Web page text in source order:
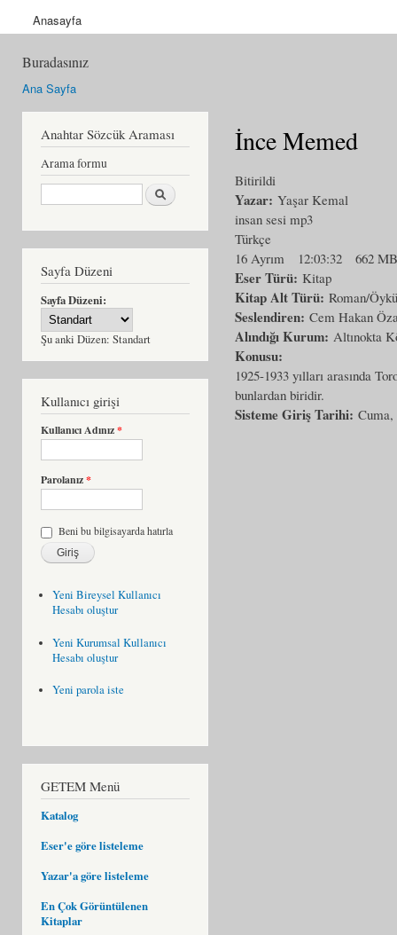
Anasayfa
Buradasınız
Ana Sayfa
Anahtar Sözcük Araması
Arama formu
Ara
Sayfa Düzeni
Sayfa Düzeni:
Şu anki Düzen: Standart
Kullanıcı girişi
Kullanıcı Adınız*
Parolanız*
Beni bu bilgisayarda hatırla
Yeni Bireysel Kullanıcı
Hesabı oluştur
Yeni Kurumsal Kullanıcı
Hesabı oluştur
Yeni parola iste
GETEM Menü
Katalog
Eser'e göre listeleme
Yazar'a göre listeleme
En Çok Görüntülenen
Kitaplar
İnce Memed
Bitirildi
Yazar: Yaşar Kemal
insan sesi mp3
Türkçe
16 Ayrım
12:03:32 662 MB
Eser Türü: Kitap
Kitap Alt Türü: Roman/Öykü
Seslendiren: Cem Hakan
Alındığı Kurum: Altınokta
Konusu:
1925-1933 yılları arasında
bunlardan biridir.
Sisteme Giriş Tarihi: Cuma,